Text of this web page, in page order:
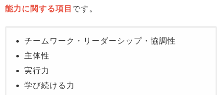
能力に関する項目 です。
チームワーク・リーダーシップ・協調性
主体性
実行力
学び続ける力